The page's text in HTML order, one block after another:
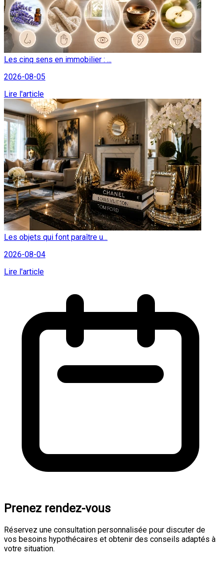
Les cinq sens en immobilier : ...
2026-08-05
Lire l'article
Les objets qui font paraître u...
2026-08-04
Lire l'article
Prenez rendez-vous
Réservez une consultation personnalisée pour discuter de
vos besoins hypothécaires et obtenir des conseils adaptés à
votre situation.